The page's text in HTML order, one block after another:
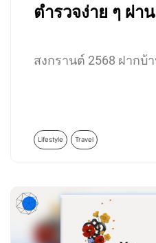
ตำรวจง่าย ๆ ผ่า
สงกรานต์ 2568 ฝากบ้
Lifestyle Travel